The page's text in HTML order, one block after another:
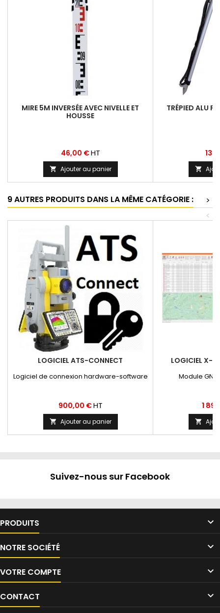
MIRE 5M INVERSÉE AVEC NIVELLE ET
HOUSSE
Prix
46,00 €HT
 Ajouter au panier
TRÉPIED ALU
Prix

9 AUTRES PRODUITS DANS LA MÊME CATÉGORIE :
>
<
LOGICIEL ATS-CONNECT
Logiciel de connexion hardware-software
Prix
900,00 €HT
 Ajouter au panier
LOGICIEL X-
Module
Prix
1

Suivez-nous sur Facebook
PRODUITS 
NOTRE SOCIÉTÉ 
VOTRE COMPTE 
CONTACT 